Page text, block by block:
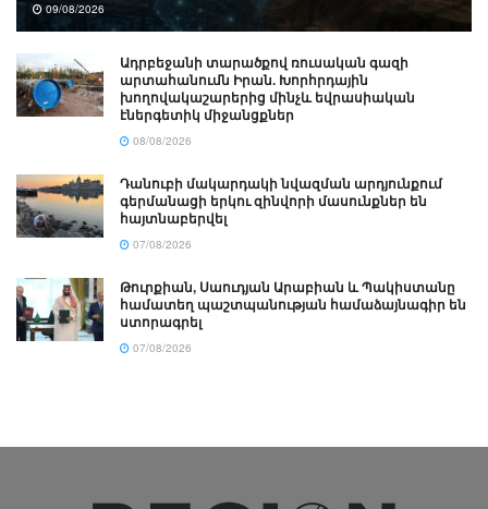
09/08/2026
Ադրբեջանի տարածքով ռուսական գազի
արտահանումն Իրան. Խորհրդային
խողովակաշարերից մինչև եվրասիական
էներգետիկ միջանցքներ
08/08/2026
Դանուբի մակարդակի նվազման արդյունքում
գերմանացի երկու զինվորի մասունքներ են
հայտնաբերվել
07/08/2026
Թուրքիան, Սաուդյան Արաբիան և Պակիստանը
համատեղ պաշտպանության համաձայնագիր են
ստորագրել
07/08/2026